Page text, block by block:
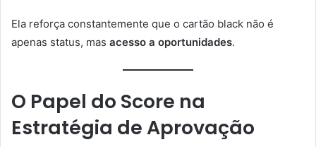
Ela reforça constantemente que o cartão black não é
apenas status, mas acesso a oportunidades.
O Papel do Score na
Estratégia de Aprovação